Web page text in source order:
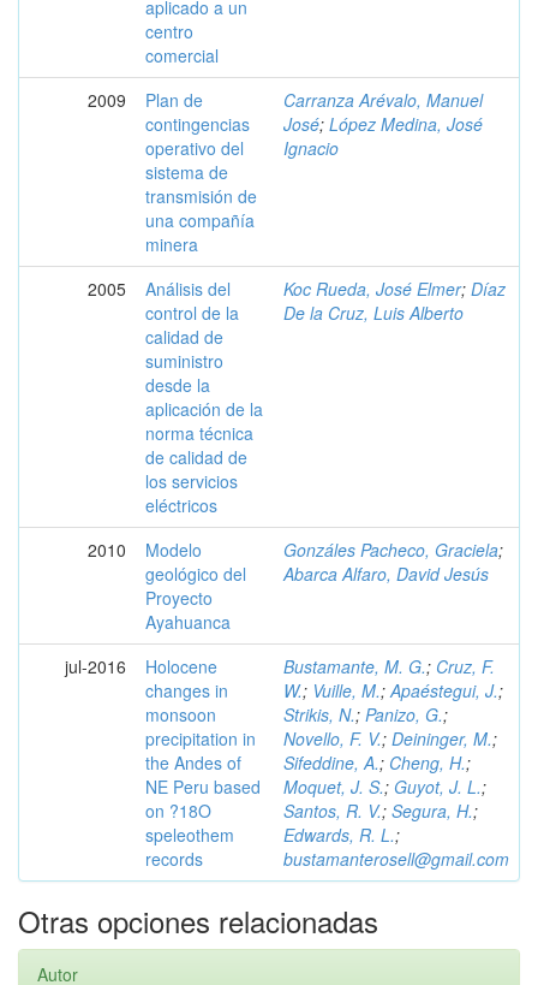
aplicado a un
centro
comercial
2009
Plan de
contingencias
operativo del
sistema de
transmisión de
una compañía
minera
Carranza Arévalo, Manuel
José; López Medina, José
Ignacio
2005
Análisis del
control de la
calidad de
suministro
desde la
aplicación de la
norma técnica
de calidad de
los servicios
eléctricos
Koc Rueda, José Elmer; Díaz
De la Cruz, Luis Alberto
2010
Modelo
geológico del
Proyecto
Ayahuanca
Gonzáles Pacheco, Graciela;
Abarca Alfaro, David Jesús
jul-2016
Holocene
changes in
monsoon
precipitation in
the Andes of
NE Peru based
on ?18O
speleothem
records
Bustamante, M. G.; Cruz, F.
W.; Vuille, M.; Apaéstegui, J.;
Strikis, N.; Panizo, G.;
Novello, F. V.; Deininger, M.;
Sifeddine, A.; Cheng, H.;
Moquet, J. S.; Guyot, J. L.;
Santos, R. V.; Segura, H.;
Edwards, R. L.;
bustamanterosell@gmail.com
Otras opciones relacionadas
Autor